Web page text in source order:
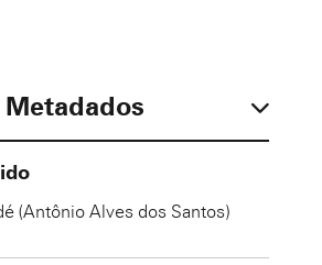
Metadados
(Antônio Alves dos Santos)